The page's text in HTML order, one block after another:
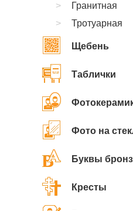
Гранитная
Тротуарная
Щебень
Таблички
Фото на
Буквы
Кресты